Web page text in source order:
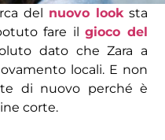
del nuovo looksta
fare ilgioco del
dato che Zara a
locali. E non
di nuovo perché è
corte.